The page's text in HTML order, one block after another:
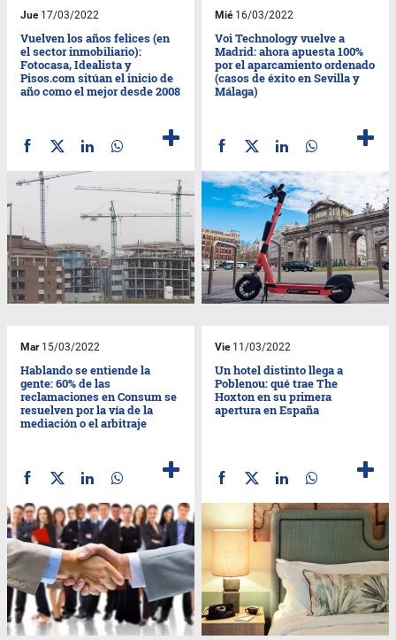
Jue17/03/2022
Vuelven los años felices (en
el sector inmobiliario):
Fotocasa, Idealista y
Pisos.com sitúan el inicio de
año como el mejor desde 2008
Mié16/03/2022
Voi Technology vuelve a
Madrid: ahora apuesta 100%
por el aparcamiento ordenado
(casos de éxito en Sevilla y
Málaga)
Mar15/03/2022
Hablando se entiende la
gente: 60% de las
reclamaciones en Consum se
resuelven por la vía de la
mediación o el arbitraje
Vie11/03/2022
Un hotel distinto llega a
Poblenou: qué trae The
Hoxton en su primera
apertura en España